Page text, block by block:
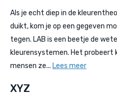
Als je echt diep in de
duikt, kom je op een gegeven
tegen. LAB is een beetje de
kleurensystemen. Het probeert
mensen ze... Lees meer
XYZ